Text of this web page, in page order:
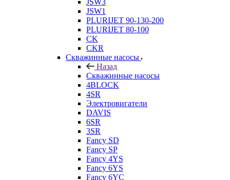
JSW1
PLURIJET 90-130-200
PLURIJET 80-100
CK
CKR
Скважинные насосы
Назад
Скважинные насосы
4BLOCK
4SR
Электровигатели
DAVIS
6SR
3SR
Fancy SD
Fancy SP
Fancy 4YS
Fancy 6YS
Fancy 6YC